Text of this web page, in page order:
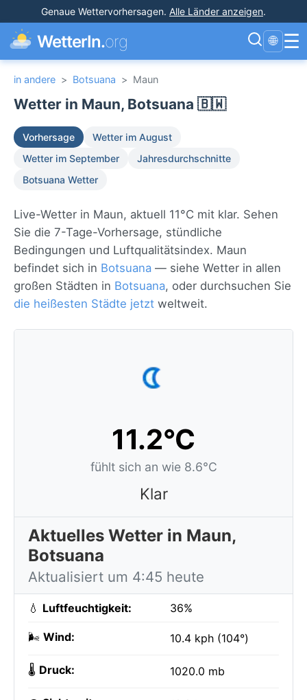
Genaue Wettervorhersagen. Alle Länder anzeigen.
WetterIn.org 🌐 ☰
in andere > Botsuana > Maun
Wetter in Maun, Botsuana 🇧🇼
Vorhersage
Wetter im August
Wetter im September
Jahresdurchschnitte
Botsuana Wetter
Live-Wetter in Maun, aktuell 11°C mit klar. Sehen
Sie die 7-Tage-Vorhersage, stündliche
Bedingungen und Luftqualitätsindex. Maun
befindet sich in Botsuana — siehe Wetter in allen
großen Städten in Botsuana, oder durchsuchen Sie
die heißesten Städte jetzt weltweit.
11.2°C
fühlt sich an wie 8.6°C
Klar
Aktuelles Wetter in Maun,
Botsuana
Aktualisiert um 4:45 heute
💧 Luftfeuchtigkeit: 36%
🌬️ Wind: 10.4 kph (104°)
🌡️ Druck: 1020.0 mb